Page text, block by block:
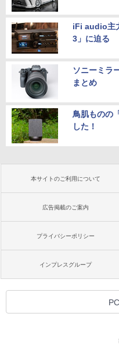
iFi audio主
3」に迫る
ソニーミラ
まとめ
鳥肌ものの
した！
本サイトのご利用について
広告掲載のご案内
プライバシーポリシー
インプレスグループ